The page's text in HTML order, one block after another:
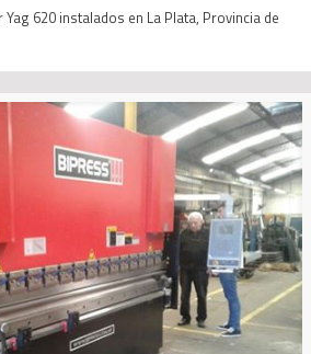
Yag 620 instalados en La Plata, Provincia de